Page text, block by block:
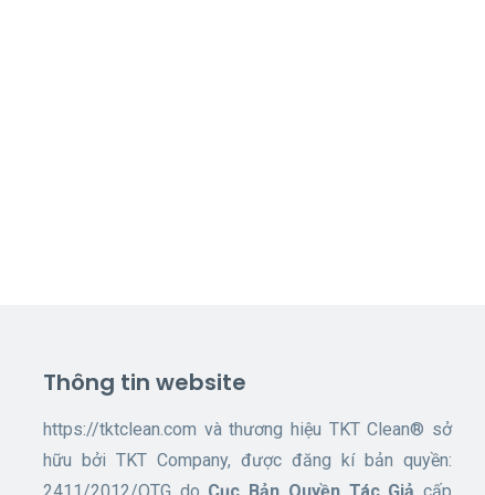
Thông tin website
https://tktclean.com và thương hiệu TKT Clean® sở
hữu bởi TKT Company, được đăng kí bản quyền: